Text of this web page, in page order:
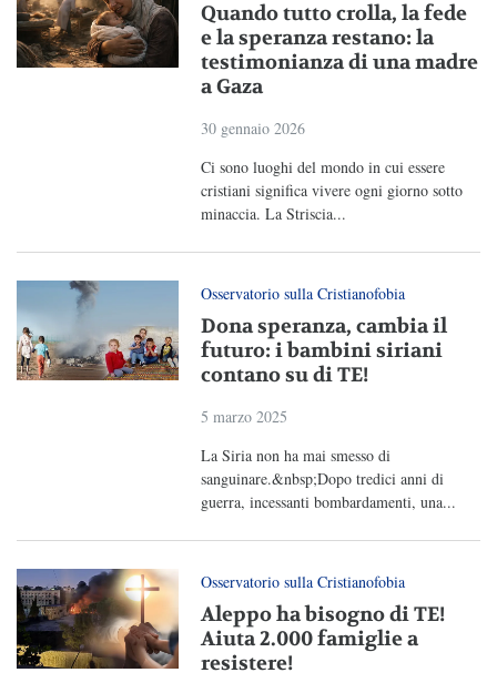
Quando tutto crolla, la fede
e la speranza restano: la
testimonianza di una madre
a Gaza
30 gennaio 2026
Ci sono luoghi del mondo in cui essere
cristiani significa vivere ogni giorno sotto
minaccia. La Striscia...
Osservatorio sulla Cristianofobia
Dona speranza, cambia il
futuro: i bambini siriani
contano su di TE!
5 marzo 2025
La Siria non ha mai smesso di
sanguinare.&nbsp;Dopo tredici anni di
guerra, incessanti bombardamenti, una...
Osservatorio sulla Cristianofobia
Aleppo ha bisogno di TE!
Aiuta 2.000 famiglie a
resistere!